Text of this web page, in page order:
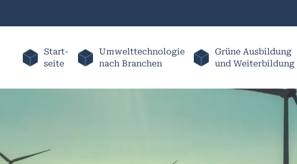
Start-
seite
Umwelttechnologie
nach Branchen
Grüne Ausbildung
und Weiterbildung